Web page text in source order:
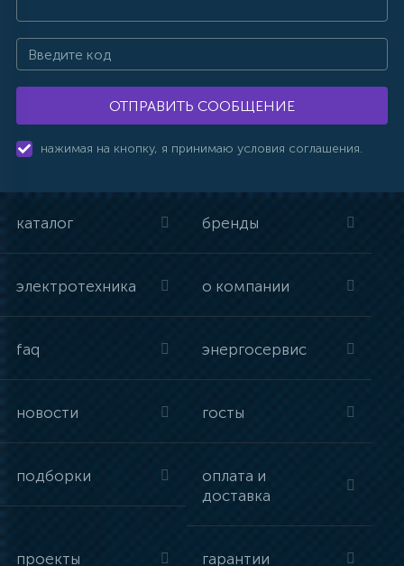
ОТПРАВИТЬ СООБЩЕНИЕ
нажимая на кнопку, я принимаю условия соглашения.
каталог бренды
электротехника о компании
faq энергосервис
новости госты
подборки
оплата и
доставка
проекты гарантии